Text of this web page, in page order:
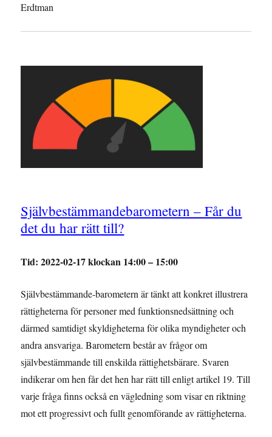
Erdtman
Självbestämmandebarometern – Får du
det du har rätt till?
Tid: 2022-02-17 klockan 14:00 – 15:00
Självbestämmande-barometern är tänkt att konkret illustrera
rättigheterna för personer med funktionsnedsättning och
därmed samtidigt skyldigheterna för olika myndigheter och
andra ansvariga. Barometern består av frågor om
självbestämmande till enskilda rättighetsbärare. Svaren
indikerar om hen får det hen har rätt till enligt artikel 19. Till
varje fråga finns också en vägledning som visar en riktning
mot ett progressivt och fullt genomförande av rättigheterna.